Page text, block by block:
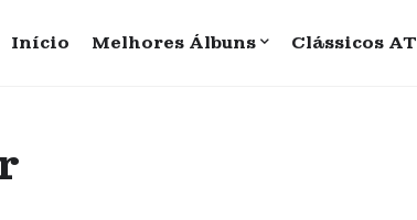
Início Melhores Álbuns Clássicos AT